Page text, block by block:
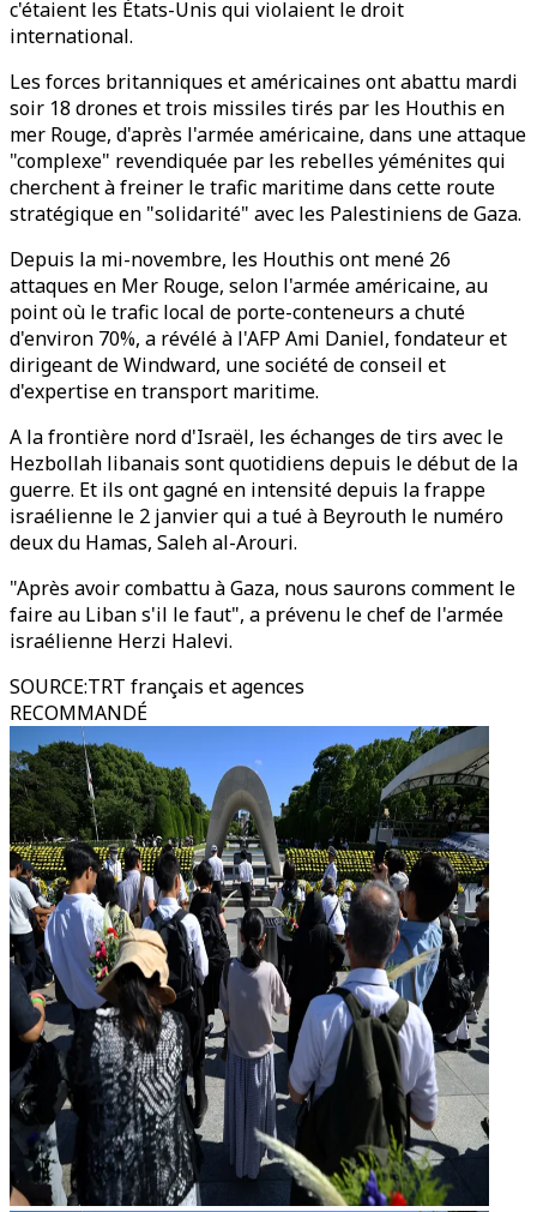
c'étaient les États-Unis qui violaient le droit
international.
Les forces britanniques et américaines ont abattu mardi
soir 18 drones et trois missiles tirés par les Houthis en
mer Rouge, d'après l'armée américaine, dans une attaque
"complexe" revendiquée par les rebelles yéménites qui
cherchent à freiner le trafic maritime dans cette route
stratégique en "solidarité" avec les Palestiniens de Gaza.
Depuis la mi-novembre, les Houthis ont mené 26
attaques en Mer Rouge, selon l'armée américaine, au
point où le trafic local de porte-conteneurs a chuté
d'environ 70%, a révélé à l'AFP Ami Daniel, fondateur et
dirigeant de Windward, une société de conseil et
d'expertise en transport maritime.
A la frontière nord d'Israël, les échanges de tirs avec le
Hezbollah libanais sont quotidiens depuis le début de la
guerre. Et ils ont gagné en intensité depuis la frappe
israélienne le 2 janvier qui a tué à Beyrouth le numéro
deux du Hamas, Saleh al-Arouri.
"Après avoir combattu à Gaza, nous saurons comment le
faire au Liban s'il le faut", a prévenu le chef de l'armée
israélienne Herzi Halevi.
SOURCE:TRT français et agences
RECOMMANDÉ